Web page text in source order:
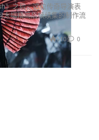
》之后，这位传奇导演表
大幅精简后续续集的制作流
510 0